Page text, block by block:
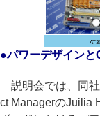
●パワーデザインと
説明会では、同
ct ManagerのJuilia